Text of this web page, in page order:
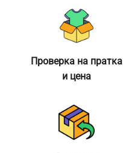
Проверка на пратка
и цена